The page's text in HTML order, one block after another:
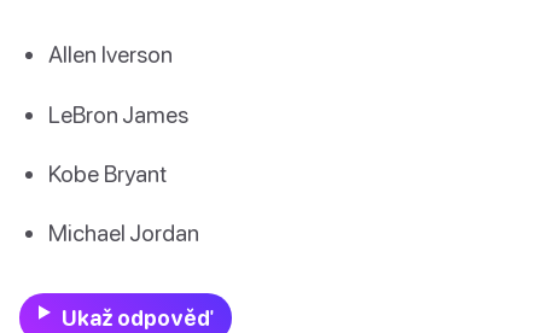
Allen Iverson
LeBron James
Kobe Bryant
Michael Jordan
Ukaž odpověď